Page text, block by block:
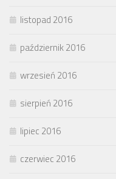
listopad 2016
październik 2016
wrzesień 2016
sierpień 2016
lipiec 2016
czerwiec 2016